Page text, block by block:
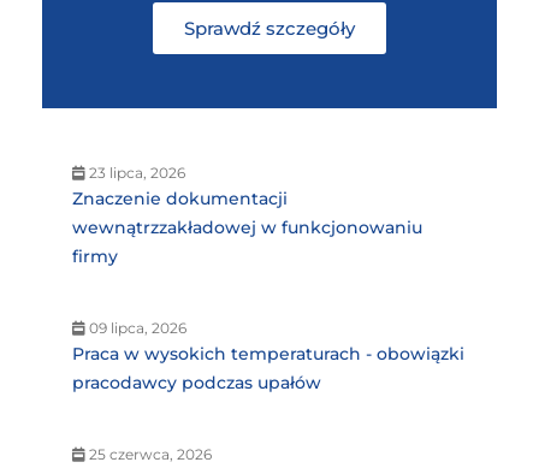
Sprawdź szczegóły
23 lipca, 2026
Znaczenie dokumentacji
wewnątrzzakładowej w funkcjonowaniu
firmy
09 lipca, 2026
Praca w wysokich temperaturach - obowiązki
pracodawcy podczas upałów
25 czerwca, 2026